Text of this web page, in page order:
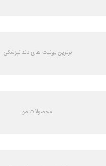
برترین یونیت های دندانپزشکی
محصولات مو